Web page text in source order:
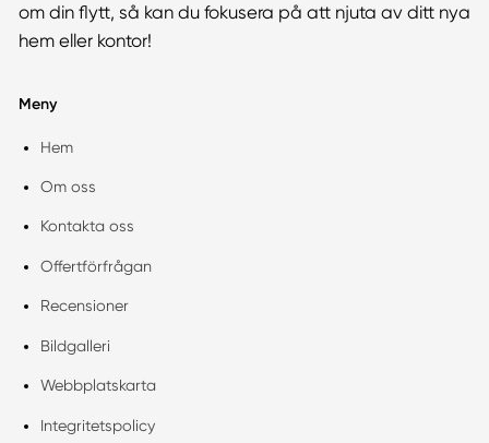
om din flytt, så kan du fokusera på att njuta av ditt nya
hem eller kontor!
Meny
Hem
Om oss
Kontakta oss
Offertförfrågan
Recensioner
Bildgalleri
Webbplatskarta
Integritetspolicy